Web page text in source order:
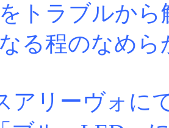
をトラブルか
る程のなめ
アリーヴォに